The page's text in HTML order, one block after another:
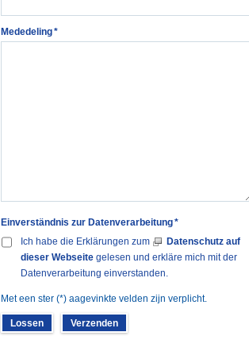
Mededeling*
Einverständnis zur Datenverarbeitung*
Ich habe die Erklärungen zum
Datenschutz auf
dieser Webseite gelesen und erkläre mich mit der
Datenverarbeitung einverstanden.
Met een ster (*) aagevinkte velden zijn verplicht.
Lossen Verzenden